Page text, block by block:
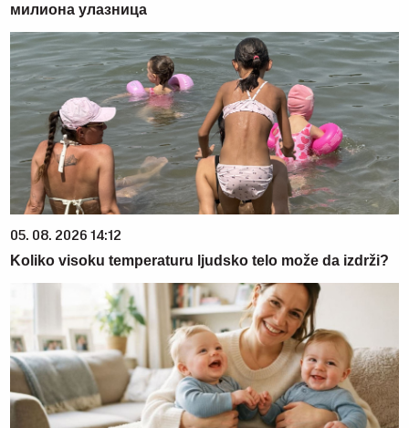
милиона улазница
05. 08. 2026 14:12
Koliko visoku temperaturu ljudsko telo može da izdrži?